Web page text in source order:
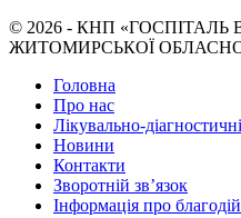
© 2026 - КНП «ГОСПІТАЛЬ
ЖИТОМИРСЬКОЇ
Головна
Про нас
Лікувально-
Новини
Контакти
Зворотній зв’язок
Інформація про